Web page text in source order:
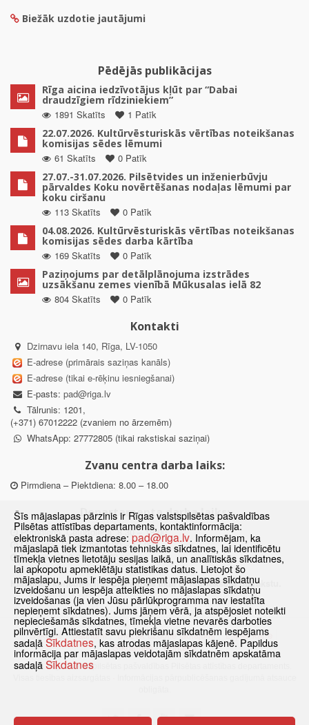
Biežāk uzdotie jautājumi
Pēdējās publikācijas
Rīga aicina iedzīvotājus kļūt par “Dabai
draudzīgiem rīdziniekiem”
1891 Skatīts
1 Patīk
22.07.2026. Kultūrvēsturiskās vērtības noteikšanas
komisijas sēdes lēmumi
61 Skatīts
0 Patīk
27.07.-31.07.2026. Pilsētvides un inženierbūvju
pārvaldes Koku novērtēšanas nodaļas lēmumi par
koku ciršanu
113 Skatīts
0 Patīk
04.08.2026. Kultūrvēsturiskās vērtības noteikšanas
komisijas sēdes darba kārtība
169 Skatīts
0 Patīk
Paziņojums par detālplānojuma izstrādes
uzsākšanu zemes vienībā Mūkusalas ielā 82
804 Skatīts
0 Patīk
Kontakti
Dzirnavu iela 140, Rīga, LV-1050
E-adrese (primārais saziņas kanāls)
E-adrese (tikai e-rēķinu iesniegšanai)
E-pasts: pad@riga.lv
Tālrunis: 1201,
(+371) 67012222 (zvaniem no ārzemēm)
WhatsApp: 27772805 (tikai rakstiskai saziņai)
Zvanu centra darba laiks:
Pirmdiena – Piektdiena: 8.00 – 18.00
Departamenta darba laiks:
Pirmdiena, Ceturtdiena: 8.30 – 18.00
Otrdiena, Trešdiena: 8.30 – 17.00
Piektdiena: 8.30 – 15.00
Klātienes konsultācijas pieejamas tikai ar iepriekšēju pierakstu.
Sākums Jaunumi Biežāk uzdotie jautājumi
Lapas karte
Sīkdatnes
Kontakti
© 2021 Rīgas valstspilsētas pašvaldības Pilsētas attīstības departaments.
Šīs mājaslapas pārzinis ir Rīgas valstspilsētas pašvaldības
Pilsētas attīstības departaments, kontaktinformācija:
elektroniskā pasta adrese: pad@riga.lv. Informējam, ka
mājaslapā tiek izmantotas tehniskās sīkdatnes, lai identificētu
tīmekļa vietnes lietotāju sesijas laikā, un analītiskās sīkdatnes,
lai apkopotu apmeklētāju statistikas datus. Lietojot šo
mājaslapu, Jums ir iespēja pieņemt mājaslapas sīkdatņu
izveidošanu un iespēja atteikties no mājaslapas sīkdatņu
izveidošanas (ja vien Jūsu pārlūkprogramma nav iestatīta
nepieņemt sīkdatnes). Jums jāņem vērā, ja atspējosiet noteikti
nepieciešamās sīkdatnes, tīmekļa vietne nevarēs darboties
pilnvērtīgi. Attiestatīt savu piekrišanu sīkdatnēm iespējams
sadaļā Sīkdatnes, kas atrodas mājaslapas kājenē. Papildus
informācija par mājaslapas veidotajām sīkdatnēm apskatāma
sadaļā Sīkdatnes